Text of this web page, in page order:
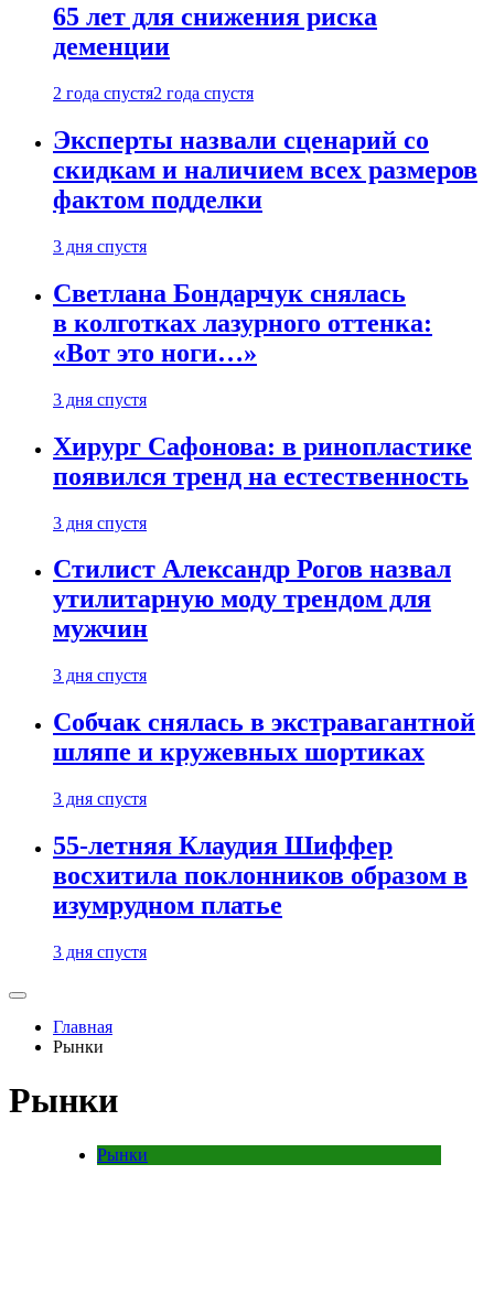
65 лет для снижения риска
деменции
2 года спустя2 года спустя
Эксперты назвали сценарий со
скидкам и наличием всех размеров
фактом подделки
3 дня спустя
Светлана Бондарчук снялась
в колготках лазурного оттенка:
«Вот это ноги…»
3 дня спустя
Хирург Сафонова: в ринопластике
появился тренд на естественность
3 дня спустя
Стилист Александр Рогов назвал
утилитарную моду трендом для
мужчин
3 дня спустя
Собчак снялась в экстравагантной
шляпе и кружевных шортиках
3 дня спустя
55-летняя Клаудия Шиффер
восхитила поклонников образом в
изумрудном платье
3 дня спустя
Главная
Рынки
Рынки
Рынки